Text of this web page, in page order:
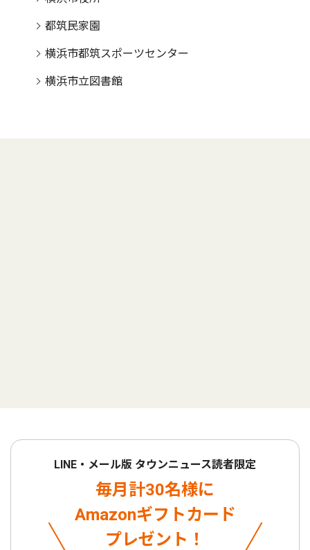
都筑民家園
横浜市都筑スポーツセンター
横浜市立図書館
LINE・メール版 タウンニュース読者限定
毎月計30名様に
Amazonギフトカード
プレゼント！